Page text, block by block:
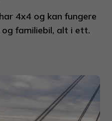
4x4 og kan fungere
familiebil, alt i ett.